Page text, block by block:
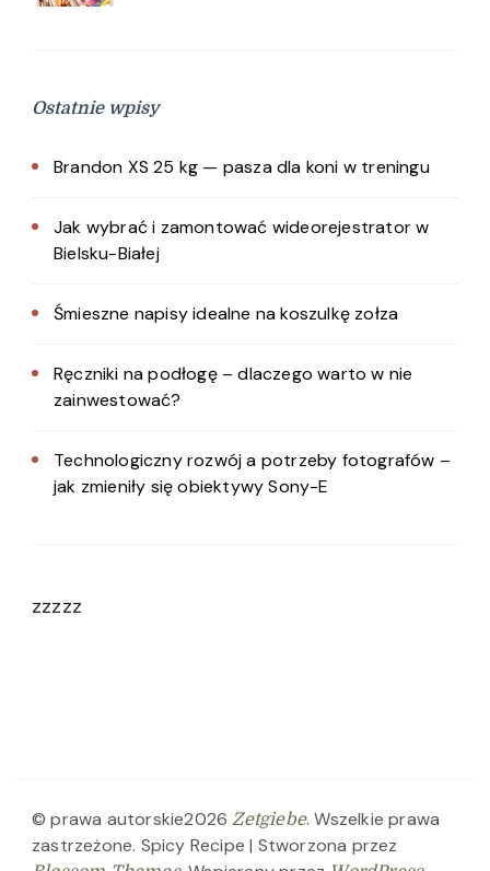
Ostatnie wpisy
Brandon XS 25 kg — pasza dla koni w treningu
Jak wybrać i zamontować wideorejestrator w
Bielsku-Białej
Śmieszne napisy idealne na koszulkę zołza
Ręczniki na podłogę – dlaczego warto w nie
zainwestować?
Technologiczny rozwój a potrzeby fotografów –
jak zmieniły się obiektywy Sony-E
zzzzz
© prawa autorskie2026Zetgiebe. Wszelkie prawa
zastrzeżone. Spicy Recipe | Stworzona przez